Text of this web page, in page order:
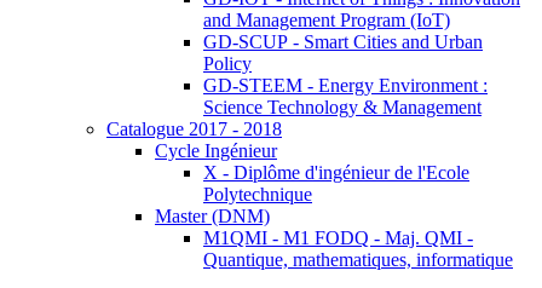
and Management Program (IoT)
GD-SCUP - Smart Cities and Urban
Policy
GD-STEEM - Energy Environment :
Science Technology & Management
Catalogue 2017 - 2018
Cycle Ingénieur
X - Diplôme d'ingénieur de l'Ecole
Polytechnique
Master (DNM)
M1QMI - M1 FODQ - Maj. QMI -
Quantique, mathematiques, informatique